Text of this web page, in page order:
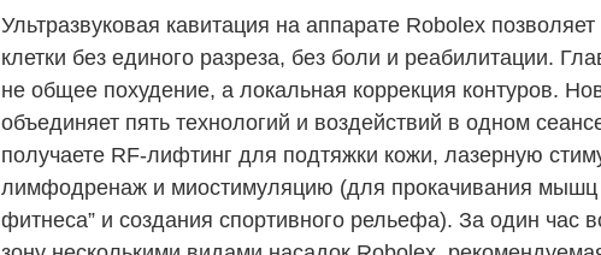
Ультразвуковая кавитация на аппарате Robolex
клетки без единого разреза, без боли и реабилитации.
не общее похудение, а локальная коррекция контуров.
объединяет пять технологий и воздействий в одном
получаете RF-лифтинг для подтяжки кожи, лазерную
лимфодренаж и миостимуляцию (для прокачивания
фитнеса” и создания спортивного рельефа). За один час